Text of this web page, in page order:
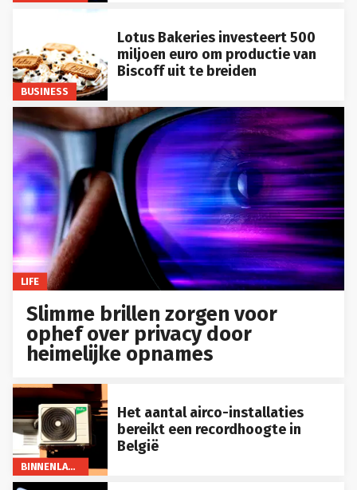
BUSINESS
Lotus Bakeries investeert 500
miljoen euro om productie van
Biscoff uit te breiden
LIFE
Slimme brillen zorgen voor
ophef over privacy door
heimelijke opnames
BINNENLAND
Het aantal airco-installaties
bereikt een recordhoogte in
België